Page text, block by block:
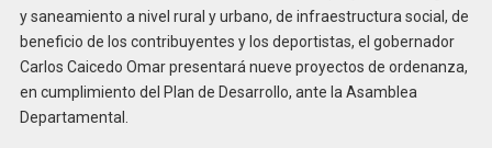
y saneamiento a nivel rural y urbano, de infraestructura social, de
beneficio de los contribuyentes y los deportistas, el gobernador
Carlos Caicedo Omar presentará nueve proyectos de ordenanza,
en cumplimiento del Plan de Desarrollo, ante la Asamblea
Departamental.